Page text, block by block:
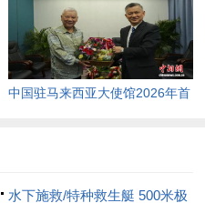
跌，日韩主要股指开盘走低。
中国驻马来西亚大使馆2026年首
水下施救/特种救生艇 500米极